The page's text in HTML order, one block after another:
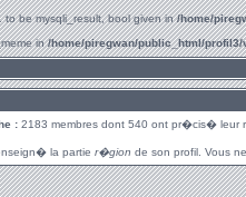
to be mysqli_result, bool given in/home/
in/home/piregwan/public_html/
: 2183 membres dont 540 ont pr�cis� leur
la partie r�gion de son profil. Vous